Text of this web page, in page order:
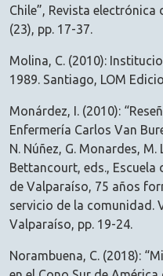
Chile”, Revista
(23), pp. 17-37.
Molina, C. (2010):
1989. Santiago, LOM
Monárdez, I. (2010):
Enfermería Carlos Van
N. Núñez, G. Monardes, M.
Bettancourt, eds., Escuela
de Valparaíso, 75 años
servicio de la comunidad.
Valparaíso, pp. 19-24.
Norambuena, C. (2018):